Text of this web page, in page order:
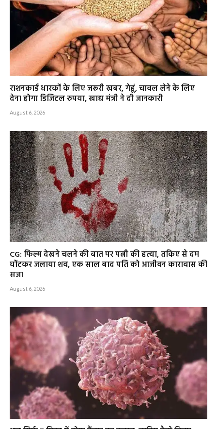
राशनकार्ड धारकों के लिए जरूरी खबर, गेहूं, चावल लेने के लिए
देना होगा डिजिटल रुपया, खाद्य मंत्री ने दी जानकारी
August 6, 2026
CG: फिल्म देखने चलने की बात पर पत्नी की हत्या, तकिए से दम
घोंटकर जलाया शव, एक साल बाद पति को आजीवन कारावास की
सजा
August 6, 2026
अब सिर्फ 7 मिनट में होगा कैंसर का इलाज, जानिए कैसे किया